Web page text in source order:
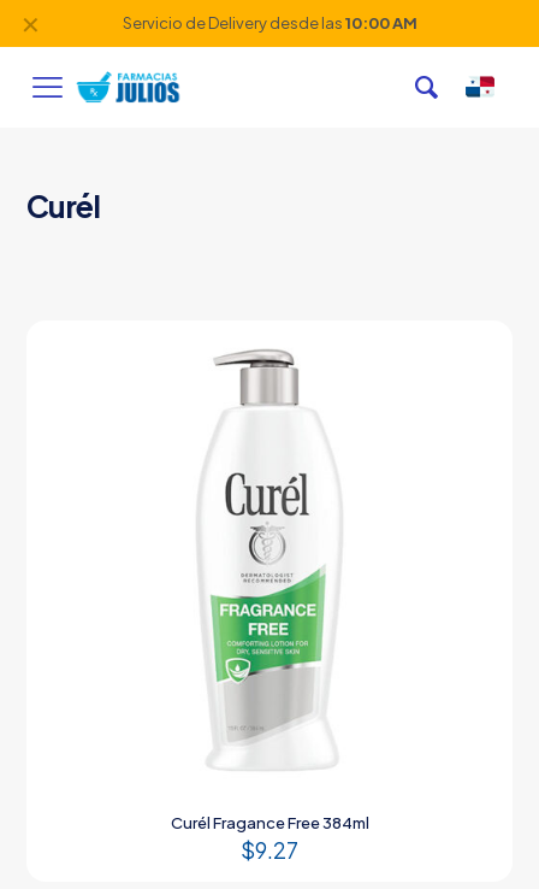
Servicio de Delivery desde las10:00 AM
✕
Curél
Curél Fragance Free 384ml
$9.27